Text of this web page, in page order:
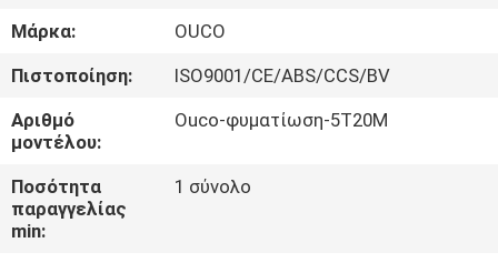
ΕΜΦΆΝΙΣΗ
VR
ΣΧΕΤΙΚΆ
ΜΕ
ΕΜΆΣ
Μάρκα:
OUCO
Πιστοποίηση:
ISO9001/CE/ABS/CCS/BV
Αριθμό
μοντέλου:
Ouco-φυματίωση-5T20M
Ποσότητα
παραγγελίας
min:
1 σύνολο